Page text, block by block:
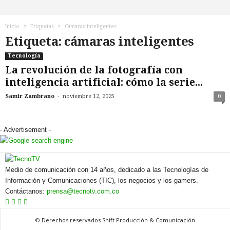
Inicio Etiquetas Cámaras inteligentes
Etiqueta: cámaras inteligentes
Tecnología
La revolución de la fotografía con
inteligencia artificial: cómo la serie...
Samir Zambrano - noviembre 12, 2025 0
- Advertisement -
Medio de comunicación con 14 años, dedicado a las Tecnologías de
Información y Comunicaciones (TIC), los negocios y los gamers.
Contáctanos: prensa@tecnotv.com.co
© Derechos reservados Shift Producción & Comunicación